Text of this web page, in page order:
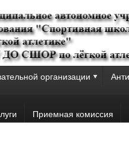
организации
Приемная комиссия